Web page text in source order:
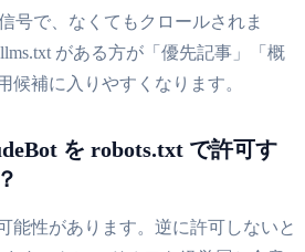
号で、なくてもクロールされま
がある方が「優先記事」「概
候補に入りやすくなります。
を robots.txt で許可す
能性があります。逆に許可しないと